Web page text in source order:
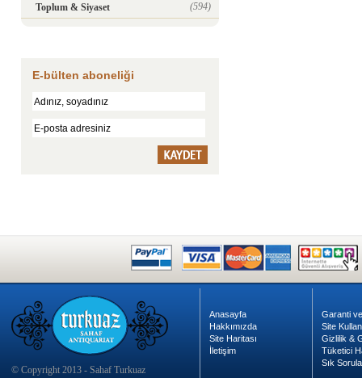
Toplum & Siyaset
(594)
E-bülten aboneliği
© Copyright 2013 - Sahaf Turkuaz
Anasayfa
Hakkımızda
Site Haritası
İletişim
Garanti
Site
Gizlilik &
Tüketici
Sık